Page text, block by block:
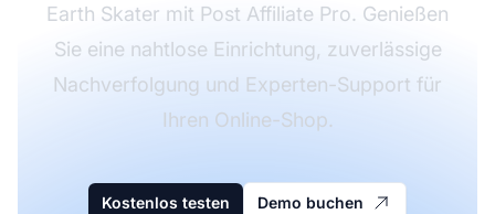
Earth Skater mit Post Affiliate Pro. Genießen
Sie eine nahtlose Einrichtung, zuverlässige
Nachverfolgung und Experten-Support für
Ihren Online-Shop.
Kostenlos testen Demo buchen